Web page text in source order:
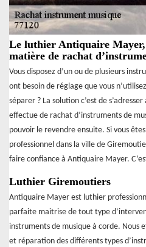
Le luthier Antiquaire Mayer,
matière de rachat
Vous disposez d’un ou de plusieurs
ont besoin de réglage que vous
séparer ? La solution c’est de
effectue de rachat d’instruments de
pouvoir le revendre ensuite. Si vous
professionnel dans la ville de
faire confiance à Antiquaire Mayer.
Luthier Giremoutiers
Antiquaire Mayer est luthier
parfaite maitrise de tout type
instruments de musique à corde. Nous
et réparation des différents types